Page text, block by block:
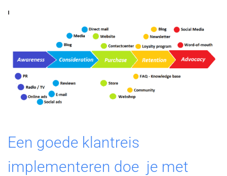
Een goede klantreis
implementeren doe je met